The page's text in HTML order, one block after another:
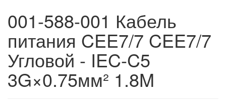
001-588-001 Кабель
питания CEE7/7 CEE7/7
Угловой - IEC-C5
3G×0.75мм² 1.8M